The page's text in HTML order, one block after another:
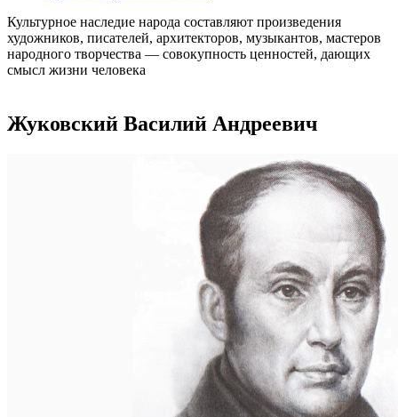
Культурное наследие народа составляют произведения
художников, писателей, архитекторов, музыкантов, мастеров
народного творчества ― совокупность ценностей, дающих
смысл жизни человека
Жуковский Василий Андреевич